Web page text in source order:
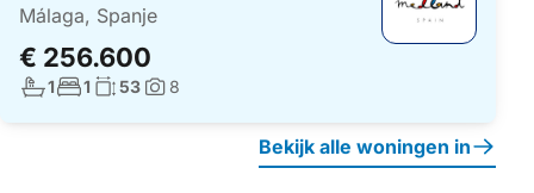
Málaga, Spanje
€ 256.600
Aantal badkamers:
1Aantal slaapkamers:
1 Woonoppervlakte:
53Foto's:
8
Bekijk alle woningen in